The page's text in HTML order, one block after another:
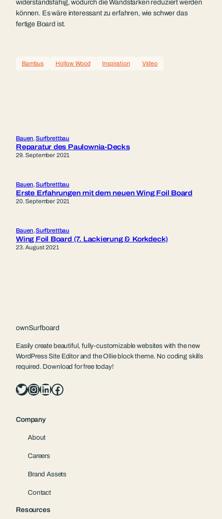
widerstandsfähig, wodurch die Wandstärken reduziert werden
können. Es wäre interessant zu erfahren, wie schwer das
fertige Board ist.
Bambus Hollow Wood Inspiration Video
Bauen, Surfbrettbau
Reparatur des Paulownia-Decks
29. September 2021
Bauen, Surfbrettbau
Erste Erfahrungen mit dem neuen Wing Foil Board
20. September 2021
Bauen, Surfbrettbau
Wing Foil Board (7. Lackierung & Korkdeck)
23. August 2021
ownSurfboard
Easily create beautiful, fully-customizable websites with the new
WordPress Site Editor and the Ollie block theme. No coding skills
required. Download for free today!
Twitter InstagramLinkedIn Facebook
Company
About
Careers
Brand Assets
Contact
Resources